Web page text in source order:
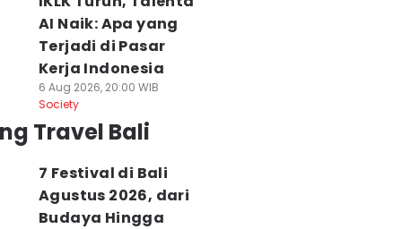
AI Naik: Apa yang
Terjadi di Pasar
Kerja Indonesia
6 Aug 2026, 20:00 WIB
Society
Travel Bali
7 Festival di Bali
Agustus 2026, dari
Budaya Hingga